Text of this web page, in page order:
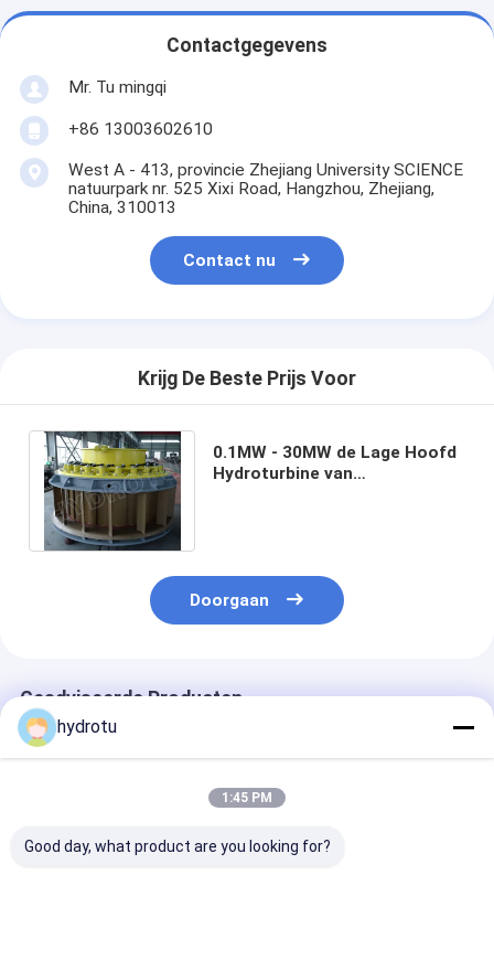
Contactgegevens
Mr. Tu mingqi
+86 13003602610
West A - 413, provincie Zhejiang University SCIENCE
natuurpark nr. 525 Xixi Road, Hangzhou, Zhejiang,
China, 310013
Contact nu
Krijg De Beste Prijs Voor
0.1MW - 30MW de Lage Hoofd
Hydroturbine van
Doorgaan
Geadviseerde Producten
hydrotu
1:45 PM
Good day, what product are you looking for?